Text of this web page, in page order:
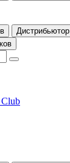
Дистрибьютор